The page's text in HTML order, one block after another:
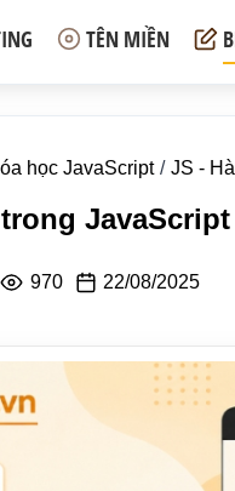
TÊN MIỀN
học JavaScript JS -
JavaScript
970 22/08/2025